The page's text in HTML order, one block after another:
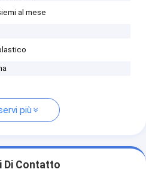
al mese
più
Di Contatto